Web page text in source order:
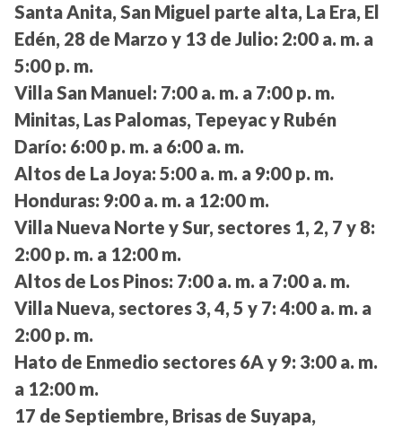
Santa Anita, San Miguel parte alta, La Era, El
Edén, 28 de Marzo y 13 de Julio: 2:00 a. m. a
5:00 p. m.
Villa San Manuel: 7:00 a. m. a 7:00 p. m.
Minitas, Las Palomas, Tepeyac y Rubén
Darío: 6:00 p. m. a 6:00 a. m.
Altos de La Joya: 5:00 a. m. a 9:00 p. m.
Honduras: 9:00 a. m. a 12:00 m.
Villa Nueva Norte y Sur, sectores 1, 2, 7 y 8:
2:00 p. m. a 12:00 m.
Altos de Los Pinos: 7:00 a. m. a 7:00 a. m.
Villa Nueva, sectores 3, 4, 5 y 7: 4:00 a. m. a
2:00 p. m.
Hato de Enmedio sectores 6A y 9: 3:00 a. m.
a 12:00 m.
17 de Septiembre, Brisas de Suyapa,